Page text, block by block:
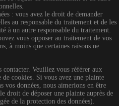
: vous avez le droit de demander
au responsable du traitement et de les
à un autre responsable du traitement.
vous opposer au traitement de vos
à moins que certaines raisons ne
Veuillez vous référer aux
de cookies. Si vous avez une plainte
vos données, nous aimerions en être
droit de déposer une plainte auprès de
de la protection des données).